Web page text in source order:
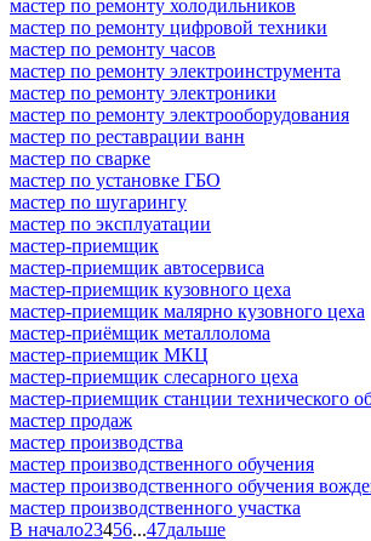
мастер по ремонту холодильников
мастер по ремонту цифровой техники
мастер по ремонту часов
мастер по ремонту электроинструмента
мастер по ремонту электроники
мастер по ремонту электрооборудования
мастер по реставрации ванн
мастер по сварке
мастер по установке ГБО
мастер по шугарингу
мастер по эксплуатации
мастер-приемщик
мастер-приемщик автосервиса
мастер-приемщик кузовного цеха
мастер-приемщик малярно кузовного цеха
мастер-приёмщик металлолома
мастер-приемщик МКЦ
мастер-приемщик слесарного цеха
мастер-приемщик станции технического
мастер продаж
мастер производства
мастер производственного обучения
мастер производственного обучения
мастер производственного участка
В начало23456...47дальше